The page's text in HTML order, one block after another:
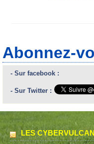
Abonnez-
- Sur facebook :
- Sur Twitter :
LES